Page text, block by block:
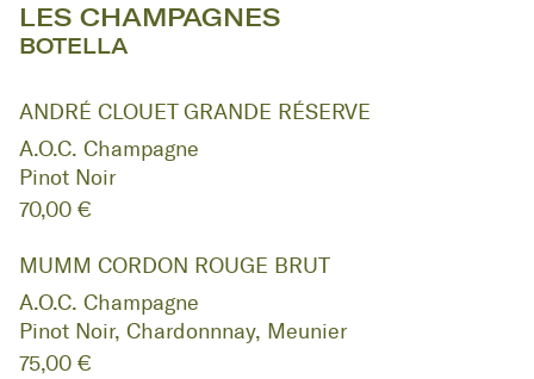
LES CHAMPAGNES
BOTELLA
ANDRÉ CLOUET GRANDE RÉSERVE
A.O.C. Champagne
Pinot Noir
70,00 €
MUMM CORDON ROUGE BRUT
A.O.C. Champagne
Pinot Noir, Chardonnnay, Meunier
75,00 €